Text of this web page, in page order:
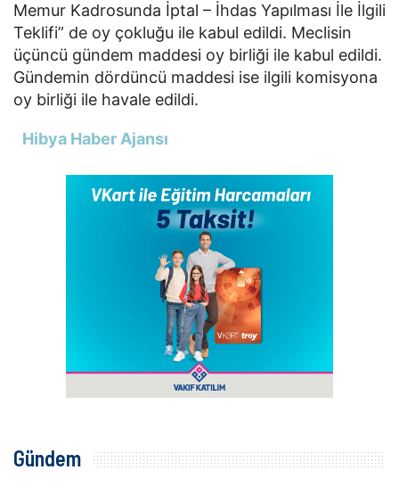
Memur Kadrosunda İptal – İhdas Yapılması İle İlgili
Teklifi” de oy çokluğu ile kabul edildi. Meclisin
üçüncü gündem maddesi oy birliği ile kabul edildi.
Gündemin dördüncü maddesi ise ilgili komisyona
oy birliği ile havale edildi.
Hibya Haber Ajansı
Gündem